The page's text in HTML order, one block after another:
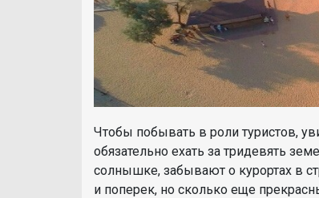
Чтобы побывать в роли туристов,
обязательно ехать за тридевять
солнышке, забывают о курортах в
и поперек, но сколько еще